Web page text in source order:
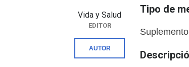
Tipo de
Vida y Salud
EDITOR
AUTOR